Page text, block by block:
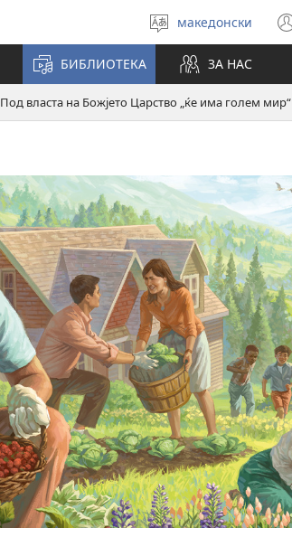
Избери
јазик
македонски
БИБЛИОТЕКА ЗА НАС
Под власта на Божјето Царство „ќе има голем мир“